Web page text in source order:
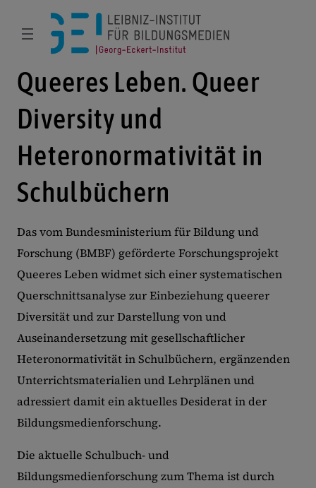
Queeres Leben. Queer
Diversity und
Heteronormativität in
Schulbüchern
Das vom Bundesministerium für Bildung und
Forschung (BMBF) geförderte Forschungsprojekt
Queeres Leben widmet sich einer systematischen
Querschnittsanalyse zur Einbeziehung queerer
Diversität und zur Darstellung von und
Auseinandersetzung mit gesellschaftlicher
Heteronormativität in Schulbüchern, ergänzenden
Unterrichtsmaterialien und Lehrplänen und
adressiert damit ein aktuelles Desiderat in der
Bildungsmedienforschung.
Die aktuelle Schulbuch- und
Bildungsmedienforschung zum Thema ist durch